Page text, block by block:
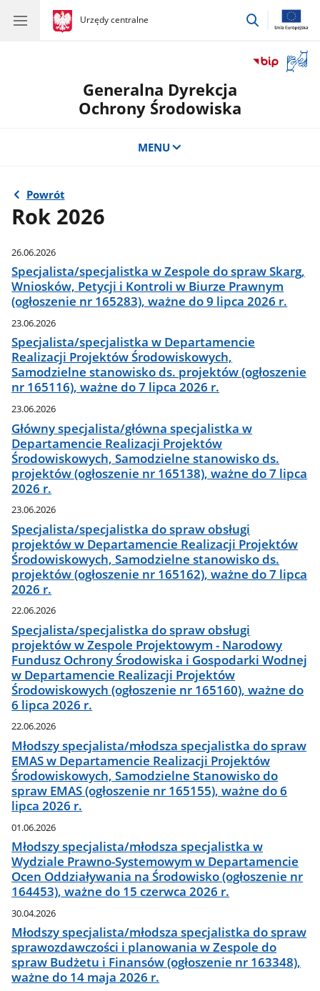
gov.pl
Urzędy centralne
gov.pl
Urzędy
przejdź
okno
Generalna Dyrekcja
Ochrony Środowiska
MENU
Powrót
Rok 2026
26.06.2026
Specjalista/specjalistka w Zespole do spraw Skarg,
Wniosków, Petycji i Kontroli w Biurze Prawnym
(ogłoszenie nr 165283), ważne do 9 lipca 2026 r.
23.06.2026
Specjalista/specjalistka w Departamencie
Realizacji Projektów Środowiskowych,
Samodzielne stanowisko ds. projektów (ogłoszenie
nr 165116), ważne do 7 lipca 2026 r.
23.06.2026
Główny specjalista/główna specjalistka w
Departamencie Realizacji Projektów
Środowiskowych, Samodzielne stanowisko ds.
projektów (ogłoszenie nr 165138), ważne do 7 lipca
2026 r.
23.06.2026
Specjalista/specjalistka do spraw obsługi
projektów w Departamencie Realizacji Projektów
Środowiskowych, Samodzielne stanowisko ds.
projektów (ogłoszenie nr 165162), ważne do 7 lipca
2026 r.
22.06.2026
Specjalista/specjalistka do spraw obsługi
projektów w Zespole Projektowym - Narodowy
Fundusz Ochrony Środowiska i Gospodarki Wodnej
w Departamencie Realizacji Projektów
Środowiskowych (ogłoszenie nr 165160), ważne do
6 lipca 2026 r.
22.06.2026
Młodszy specjalista/młodsza specjalistka do spraw
EMAS w Departamencie Realizacji Projektów
Środowiskowych, Samodzielne Stanowisko do
spraw EMAS (ogłoszenie nr 165155), ważne do 6
lipca 2026 r.
01.06.2026
Młodszy specjalista/młodsza specjalistka w
Wydziale Prawno-Systemowym w Departamencie
Ocen Oddziaływania na Środowisko (ogłoszenie nr
164453), ważne do 15 czerwca 2026 r.
30.04.2026
Młodszy specjalista/młodsza specjalistka do spraw
sprawozdawczości i planowania w Zespole do
spraw Budżetu i Finansów (ogłoszenie nr 163348),
ważne do 14 maja 2026 r.